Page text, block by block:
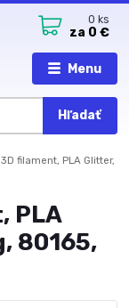
Menu
Hľadať
0 ks
za 0 €
filament, PLA Glitter,
PLA
80165,